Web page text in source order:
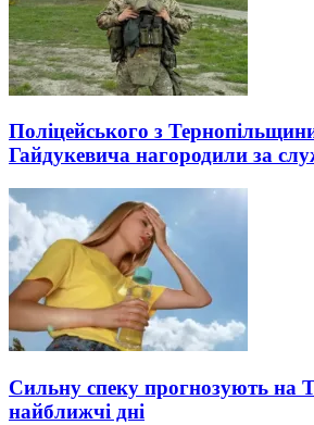
Поліцейського з
Гайдукевича нагородили за
Сильну спеку прогнозують на
найближчі дні